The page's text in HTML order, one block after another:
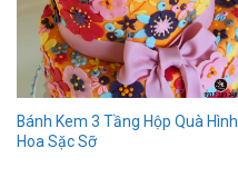
Bánh Kem 3 Tầng Hộp Quà Hình
Hoa Sặc Sỡ